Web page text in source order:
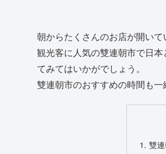
朝からたくさんのお店が開いて
観光客に人気の雙連朝市で日
てみてはいかがでしょう。
雙連朝市のおすすめの時間も一
雙